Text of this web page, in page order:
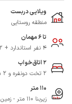
ویلایی دربست
منطقه روستایی
تا 6 مهمان
4 نفر استاندارد + 2 نفر اضافه
2 اتاق‌خواب
2 تخت دونفره و 2 دست رختخواب
110 متر
زیربنا 110 متر - زمین و محوطه 300 متر